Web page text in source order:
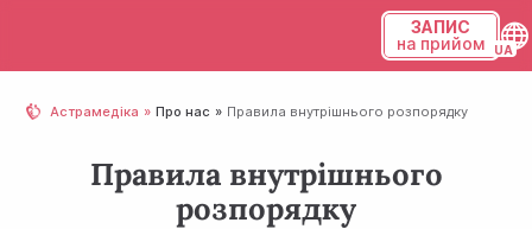
ЗАПИС
на прийом
Астрамедіка Про нас Правила внутрішнього розпорядку
Правила внутрішнього
розпорядку